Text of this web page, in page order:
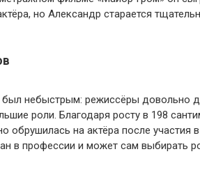
но Александр старается
небыстрым: режиссёры довольно
роли. Благодаря росту в 198
обрушилась на актёра после
в профессии и может сам выбирать